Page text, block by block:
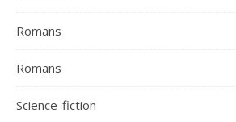
Romans
Romans
Science-fiction